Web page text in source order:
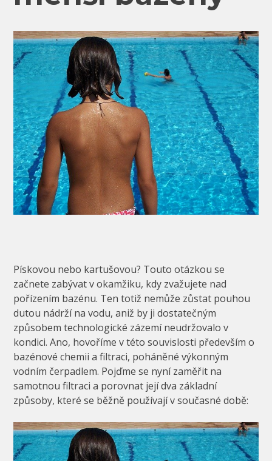
Pískovou nebo kartušovou? Touto otázkou se
začnete zabývat v okamžiku, kdy zvažujete nad
pořízením bazénu. Ten totiž nemůže zůstat pouhou
dutou nádrží na vodu, aniž by ji dostatečným
způsobem technologické zázemí neudržovalo v
kondici. Ano, hovoříme v této souvislosti především o
bazénové chemii a filtraci, poháněné výkonným
vodním čerpadlem. Pojďme se nyní zaměřit na
samotnou filtraci a porovnat její dva základní
způsoby, které se běžně používají v současné době: